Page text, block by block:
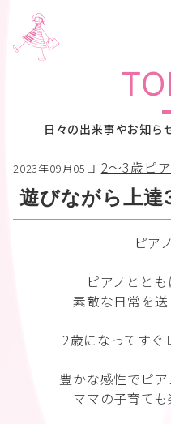
日々の出来事やお知ら
2023年09月05日 2〜3歳ピ
遊びながら上
ピア
ピアノとと
素敵な日常を
2歳になってすぐ
豊かな感性でピ
ママの子育て